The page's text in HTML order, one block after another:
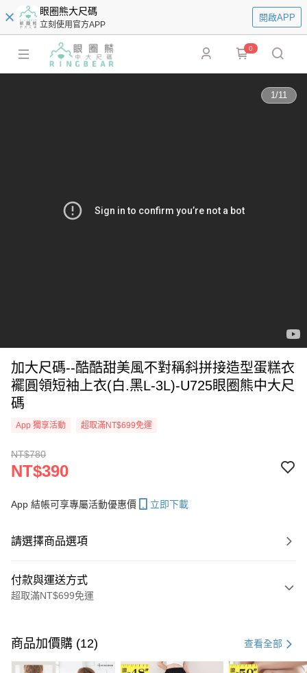
眼圈熊大尺碼
立刻使用官方APP
開啟APP
0
1/11
加大尺碼--酷酷甜美風不對稱斜拼接造型蛋糕衣
襬圓領短袖上衣(白.黑L-3L)-U725眼圈熊中大尺
碼
App 獨享活動 超取滿NT$699免運
NT$780
NT$390
App 結帳可享專屬活動優惠價 立即下載
請選擇商品選項
付款與運送方式
超取滿NT$699免運
信用卡一次付款
超商取貨付款
商品加價購 (12) 查看全部